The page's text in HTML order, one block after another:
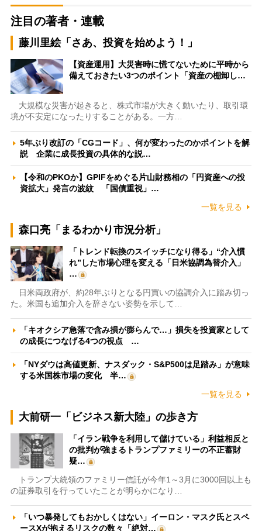
注目の著者・連載
藤川里絵「さあ、投資を始めよう！」
【資産運用】大災害時に慌てないために平時から
備えておきたい3つのポイント「資産の棚卸し…
大規模な災害が起きると、株式市場が大きく動いたり、取引環
境が不安定になったりすることがある。一方…
5年ぶり改訂の「CGコード」、何が変わったのかポイントを解
説 企業に成長投資の具体的な説…
【令和のPKOか】GPIFをめぐる片山財務相の「円資産への投
資拡大」発言の波紋 「国債重視」…
一覧を見る
森口亮「まるわかり市況分析」
「トレンド転換のスイッチになり得る」“介入慣
れ”した市場心理を変える「日米協調為替介入」
…
日米両政府が、約28年ぶりとなる円買いの協調介入に踏み切っ
た。米国も追加介入を辞さない姿勢を示して…
「キオクシア急落で含み損が膨らんで…」損失を投資家として
の成長につなげる4つの視点 …
「NYダウは高値更新、ナスダック・S&P500は足踏み」が意味
する米国株市場の変化 半…
一覧を見る
大前研一「ビジネス新大陸」の歩き方
「イラン戦争を利用して儲けている」利益相反と
の批判が強まるトランプファミリーの不正蓄財
疑…
トランプ大統領のファミリー信託が今年1～3月に3000回以上も
の証券取引を行っていたことが明らかになり…
「いつ暴発してもおかしくはない」イーロン・マスク氏とスペ
ースXが抱えるリスクの数々「絶対…